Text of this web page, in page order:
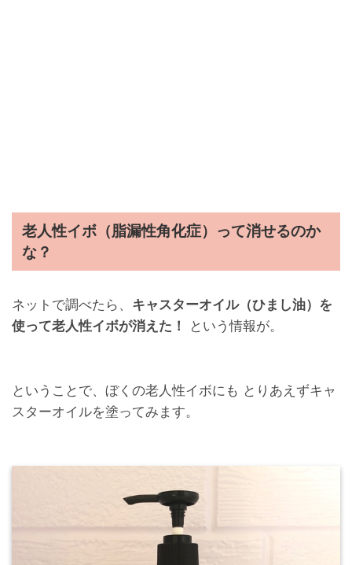
老人性イボ（脂漏性角化症）って消せるのか
な？
ネットで調べたら、 キャスターオイル（ひまし油）を
使って老人性イボが消えた！
という情報が。
ということで、ぼくの老人性イボにも とりあえずキャ
スターオイルを塗ってみます。